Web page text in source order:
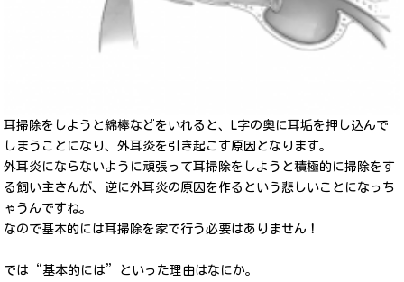
耳掃除をしようと綿棒などをいれると、L字の奥に耳垢を押し込んで
しまうことになり、外耳炎を引き起こす原因となります。
外耳炎にならないように頑張って耳掃除をしようと積極的に掃除をす
る飼い主さんが、逆に外耳炎の原因を作るという悲しいことになっち
ゃうんですね。
なので基本的には耳掃除を家で行う必要はありません！
では“基本的には”といった理由はなにか。